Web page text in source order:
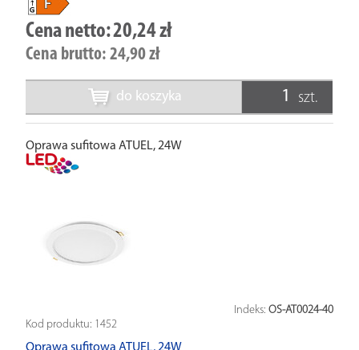
Cena netto:20,24 zł
Cena brutto: 24,90 zł
do koszyka szt.
Oprawa sufitowa ATUEL, 24W
Indeks: OS-AT0024-40
Kod produktu: 1452
Oprawa sufitowa ATUEL, 24W